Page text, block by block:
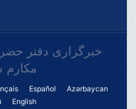
خبرگزاری دفتر
مکارم
Español
Azərbaycan
English